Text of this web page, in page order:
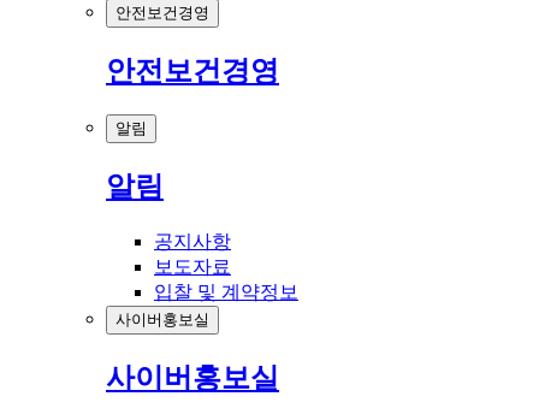
안전보건경영
안전보건경영
알림
알림
공지사항
보도자료
입찰 및 계약정보
사이버홍보실
사이버홍보실